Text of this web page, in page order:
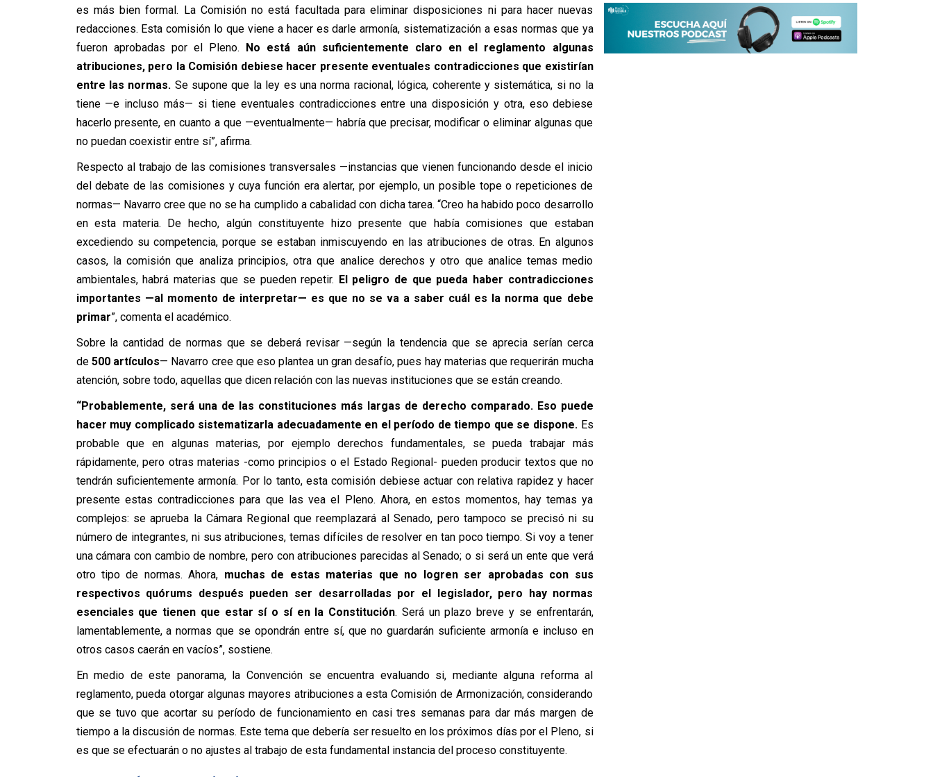
es más bien formal. La Comisión no está facultada para eliminar disposiciones ni para hacer nuevas
redacciones. Esta comisión lo que viene a hacer es darle armonía, sistematización a esas normas que ya
fueron aprobadas por el Pleno. No está aún suficientemente claro en el reglamento algunas
atribuciones, pero la Comisión debiese hacer presente eventuales contradicciones que existirían
entre las normas. Se supone que la ley es una norma racional, lógica, coherente y sistemática, si no la
tiene —e incluso más— si tiene eventuales contradicciones entre una disposición y otra, eso debiese
hacerlo presente, en cuanto a que —eventualmente— habría que precisar, modificar o eliminar algunas que
no puedan coexistir entre sí”, afirma.
Respecto al trabajo de las comisiones transversales —instancias que vienen funcionando desde el inicio
del debate de las comisiones y cuya función era alertar, por ejemplo, un posible tope o repeticiones de
normas— Navarro cree que no se ha cumplido a cabalidad con dicha tarea. “Creo ha habido poco desarrollo
en esta materia. De hecho, algún constituyente hizo presente que había comisiones que estaban
excediendo su competencia, porque se estaban inmiscuyendo en las atribuciones de otras. En algunos
casos, la comisión que analiza principios, otra que analice derechos y otro que analice temas medio
ambientales, habrá materias que se pueden repetir. El peligro de que pueda haber contradicciones
importantes —al momento de interpretar— es que no se va a saber cuál es la norma que debe
primar”, comenta el académico.
Sobre la cantidad de normas que se deberá revisar —según la tendencia que se aprecia serían cerca
de 500 artículos— Navarro cree que eso plantea un gran desafío, pues hay materias que requerirán mucha
atención, sobre todo, aquellas que dicen relación con las nuevas instituciones que se están creando.
“Probablemente, será una de las constituciones más largas de derecho comparado. Eso puede
hacer muy complicado sistematizarla adecuadamente en el período de tiempo que se dispone.Es
probable que en algunas materias, por ejemplo derechos fundamentales, se pueda trabajar más
rápidamente, pero otras materias -como principios o el Estado Regional- pueden producir textos que no
tendrán suficientemente armonía. Por lo tanto, esta comisión debiese actuar con relativa rapidez y hacer
presente estas contradicciones para que las vea el Pleno. Ahora, en estos momentos, hay temas ya
complejos: se aprueba la Cámara Regional que reemplazará al Senado, pero tampoco se precisó ni su
número de integrantes, ni sus atribuciones, temas difíciles de resolver en tan poco tiempo. Si voy a tener
una cámara con cambio de nombre, pero con atribuciones parecidas al Senado; o si será un ente que verá
otro tipo de normas. Ahora, muchas de estas materias que no logren ser aprobadas con sus
respectivos quórums después pueden ser desarrolladas por el legislador, pero hay normas
esenciales que tienen que estar sí o sí en la Constitución. Será un plazo breve y se enfrentarán,
lamentablemente, a normas que se opondrán entre sí, que no guardarán suficiente armonía e incluso en
otros casos caerán en vacíos”, sostiene.
En medio de este panorama, la Convención se encuentra evaluando si, mediante alguna reforma al
reglamento, pueda otorgar algunas mayores atribuciones a esta Comisión de Armonización, considerando
que se tuvo que acortar su período de funcionamiento en casi tres semanas para dar más margen de
tiempo a la discusión de normas. Este tema que debería ser resuelto en los próximos días por el Pleno, si
es que se efectuarán o no ajustes al trabajo de esta fundamental instancia del proceso constituyente.